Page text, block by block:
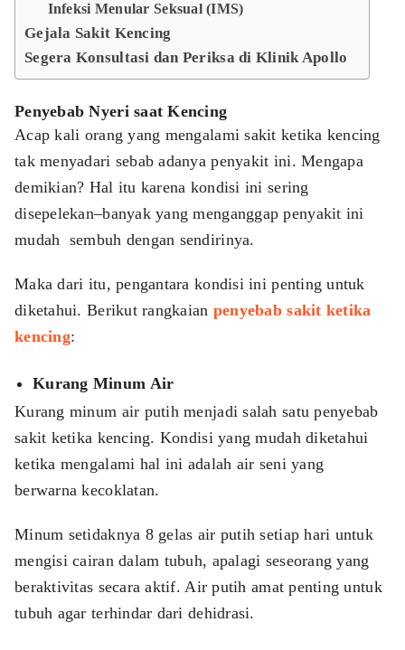
Infeksi Menular Seksual (IMS)
Gejala Sakit Kencing
Segera Konsultasi dan Periksa di Klinik Apollo
Penyebab Nyeri saat Kencing
Acap kali orang yang mengalami sakit ketika kencing
tak menyadari sebab adanya penyakit ini. Mengapa
demikian? Hal itu karena kondisi ini sering
disepelekan–banyak yang menganggap penyakit ini
mudah sembuh dengan sendirinya.
Maka dari itu, pengantara kondisi ini penting untuk
diketahui. Berikut rangkaian penyebab sakit ketika
kencing:
Kurang Minum Air
Kurang minum air putih menjadi salah satu penyebab
sakit ketika kencing. Kondisi yang mudah diketahui
ketika mengalami hal ini adalah air seni yang
berwarna kecoklatan.
Minum setidaknya 8 gelas air putih setiap hari untuk
mengisi cairan dalam tubuh, apalagi seseorang yang
beraktivitas secara aktif. Air putih amat penting untuk
tubuh agar terhindar dari dehidrasi.